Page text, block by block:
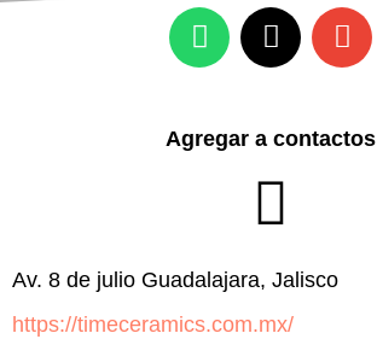
Agregar a contactos
Av. 8 de julio Guadalajara, Jalisco
https://timeceramics.com.mx/